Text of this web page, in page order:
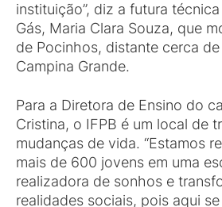
instituição”, diz a futura
Gás, Maria Clara Souza, que
de Pocinhos, distante cerca
Campina Grande.
Para a Diretora de Ensino do
Cristina, o IFPB é um local de
mudanças de vida. “Estamos
mais de 600 jovens em uma
realizadora de sonhos e
realidades sociais, pois aqui